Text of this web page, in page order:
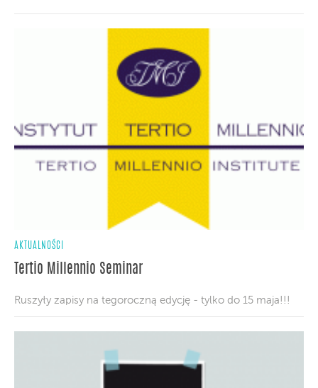
AKTUALNOŚCI
Tertio Millennio Seminar
Ruszyły zapisy na tegoroczną edycję - tylko do 15 maja!!!